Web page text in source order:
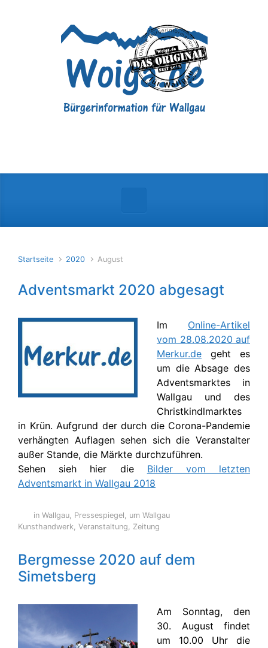
Startseite 2020 August
Adventsmarkt 2020 abgesagt
Im Online-Artikel
vom 28.08.2020 auf
Merkur.de geht es
um die Absage des
Adventsmarktes in
Wallgau und des
Christkindlmarktes
in Krün. Aufgrund der durch die Corona-Pandemie
verhängten Auflagen sehen sich die Veranstalter
außer Stande, die Märkte durchzuführen.
Sehen sieh hier die Bilder vom letzten
Adventsmarkt in Wallgau 2018
in Wallgau, Pressespiegel, um Wallgau
Kunsthandwerk, Veranstaltung, Zeitung
Bergmesse 2020 auf dem
Simetsberg
Am Sonntag, den
30. August findet
um 10.00 Uhr die